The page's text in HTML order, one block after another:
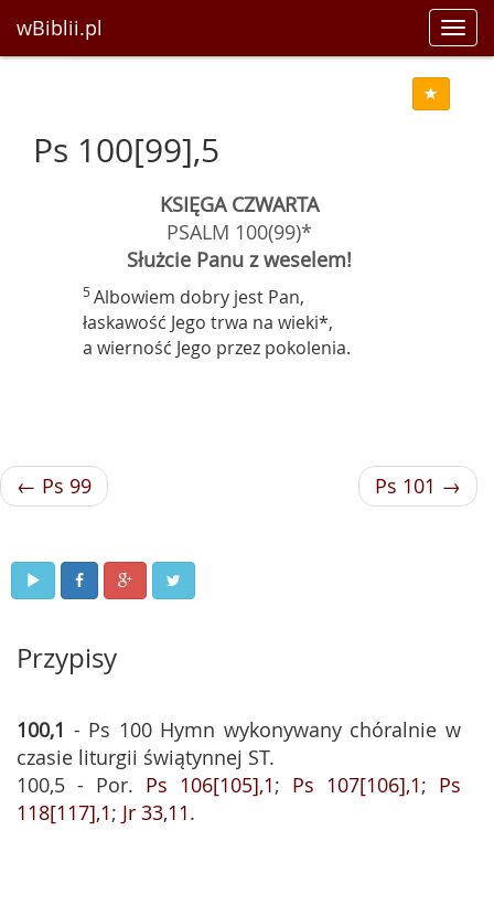
wBiblii.pl
Ps 100[99],5
KSIĘGA CZWARTA
PSALM 100(99)*
Służcie Panu z weselem!
5 Albowiem dobry jest Pan,
łaskawość Jego trwa na wieki*,
a wierność Jego przez pokolenia.
← Ps 99 Ps 101 →
Przypisy
100,1 - Ps 100 Hymn wykonywany chóralnie w
czasie liturgii świątynnej ST.
100,5 - Por. Ps 106[105],1; Ps 107[106],1; Ps
118[117],1; Jr 33,11.